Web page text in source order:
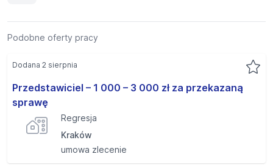
Podobne oferty pracy
Przedstawiciel – 1 000 – 3 000 zł za przekazaną
sprawę
Regresja
Kraków
umowa zlecenie
Dodana 2 sierpnia